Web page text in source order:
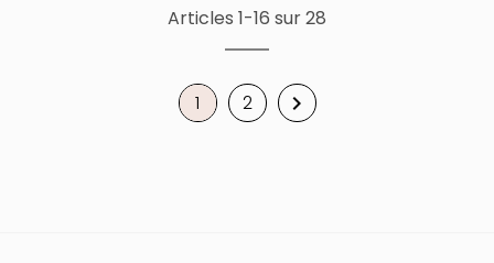
Articles 1-16 sur 28
1 2 